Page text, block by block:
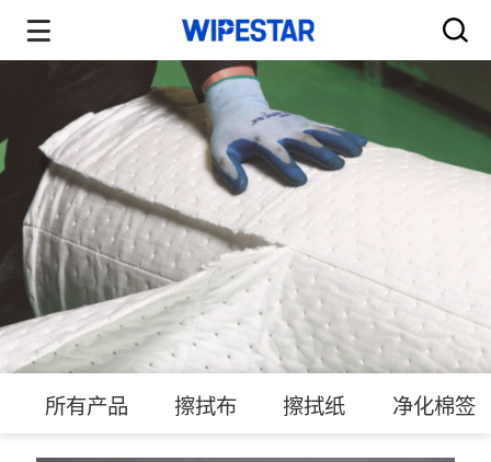
所有产品 擦拭布 擦拭纸 净化棉签